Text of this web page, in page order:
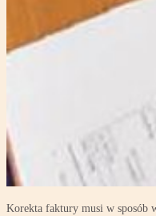
Korekta faktury musi w sposób